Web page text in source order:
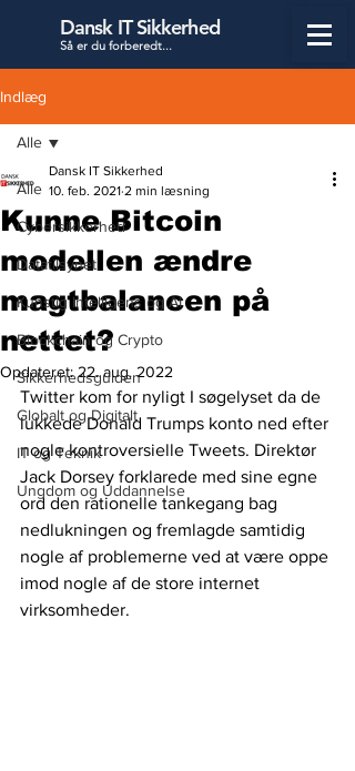
Dansk IT Sikkerhed
Så er du forberedt...
Indlæg
Alle
Cybersikkerhed
Datatilsynet
Kunstig Intelligens og AI
Blockchain og Crypto
Sikkerhedsguiden
Globalt og Digitalt
IT og Teknik
Ungdom og Uddannelse
Alle
Kunne Bitcoin
modellen ændre
magtbalancen på
nettet?
Dansk IT Sikkerhed
10. feb. 2021 2 min læsning
Opdateret: 22. aug. 2022
Twitter kom for nyligt I søgelyset da de
lukkede Donald Trumps konto ned efter
nogle kontroversielle Tweets. Direktør
Jack Dorsey forklarede med sine egne
ord den rationelle tankegang bag
nedlukningen og fremlagde samtidig
nogle af problemerne ved at være oppe
imod nogle af de store internet
virksomheder.